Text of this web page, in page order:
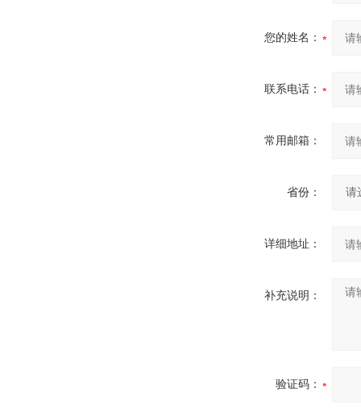
您的姓名：
联系电话：
常用邮箱：
省份：
详细地址：
补充说明：
验证码：